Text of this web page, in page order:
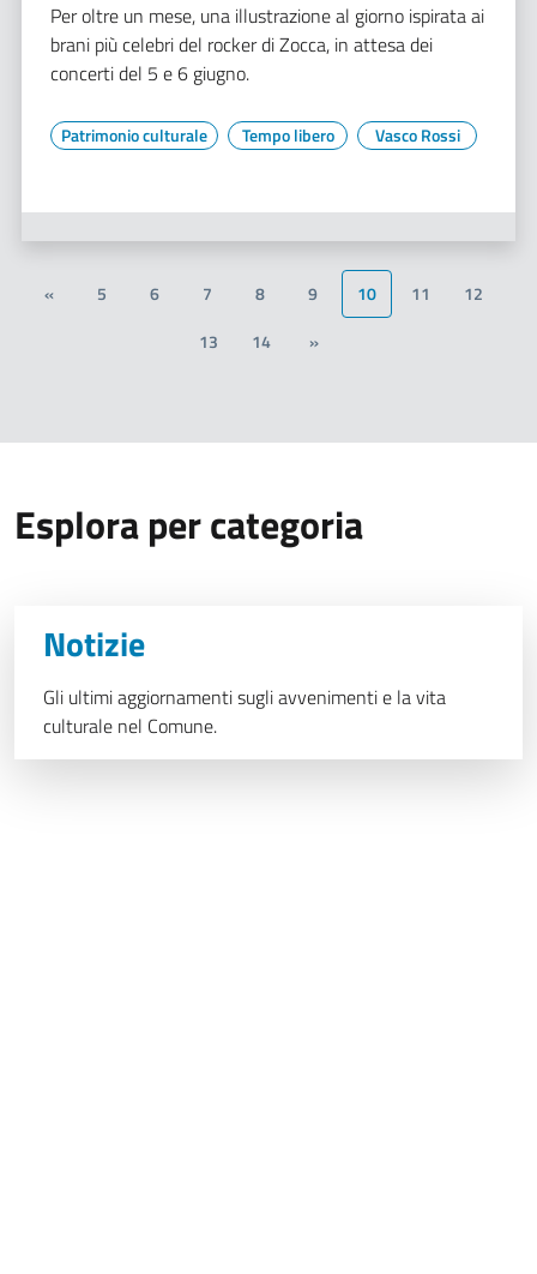
Per oltre un mese, una illustrazione al giorno ispirata ai
brani più celebri del rocker di Zocca, in attesa dei
concerti del 5 e 6 giugno.
Patrimonio culturale Tempo libero Vasco Rossi
« 5 6 7 8 9 10 11
12
13
14 »
Esplora per categoria
Notizie
Gli ultimi aggiornamenti sugli avvenimenti e la vita
culturale nel Comune.